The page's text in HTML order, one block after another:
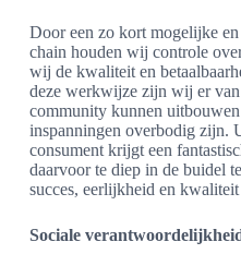
Door een zo kort mogelijke
chain houden wij controle
wij de kwaliteit en
deze werkwijze zijn wij er
community kunnen
inspanningen overbodig zijn.
consument krijgt een
daarvoor te diep in de buidel
succes, eerlijkheid en
Sociale